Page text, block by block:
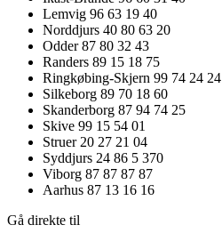
Lemvig 96 63 19 40
Norddjurs 40 80 63 20
Odder 87 80 32 43
Randers 89 15 18 75
Ringkøbing-Skjern 99 74 24 24
Silkeborg 89 70 18 60
Skanderborg 87 94 74 25
Skive 99 15 54 01
Struer 20 27 21 04
Syddjurs 24 86 5 370
Viborg 87 87 87 87
Aarhus 87 13 16 16
Gå direkte til